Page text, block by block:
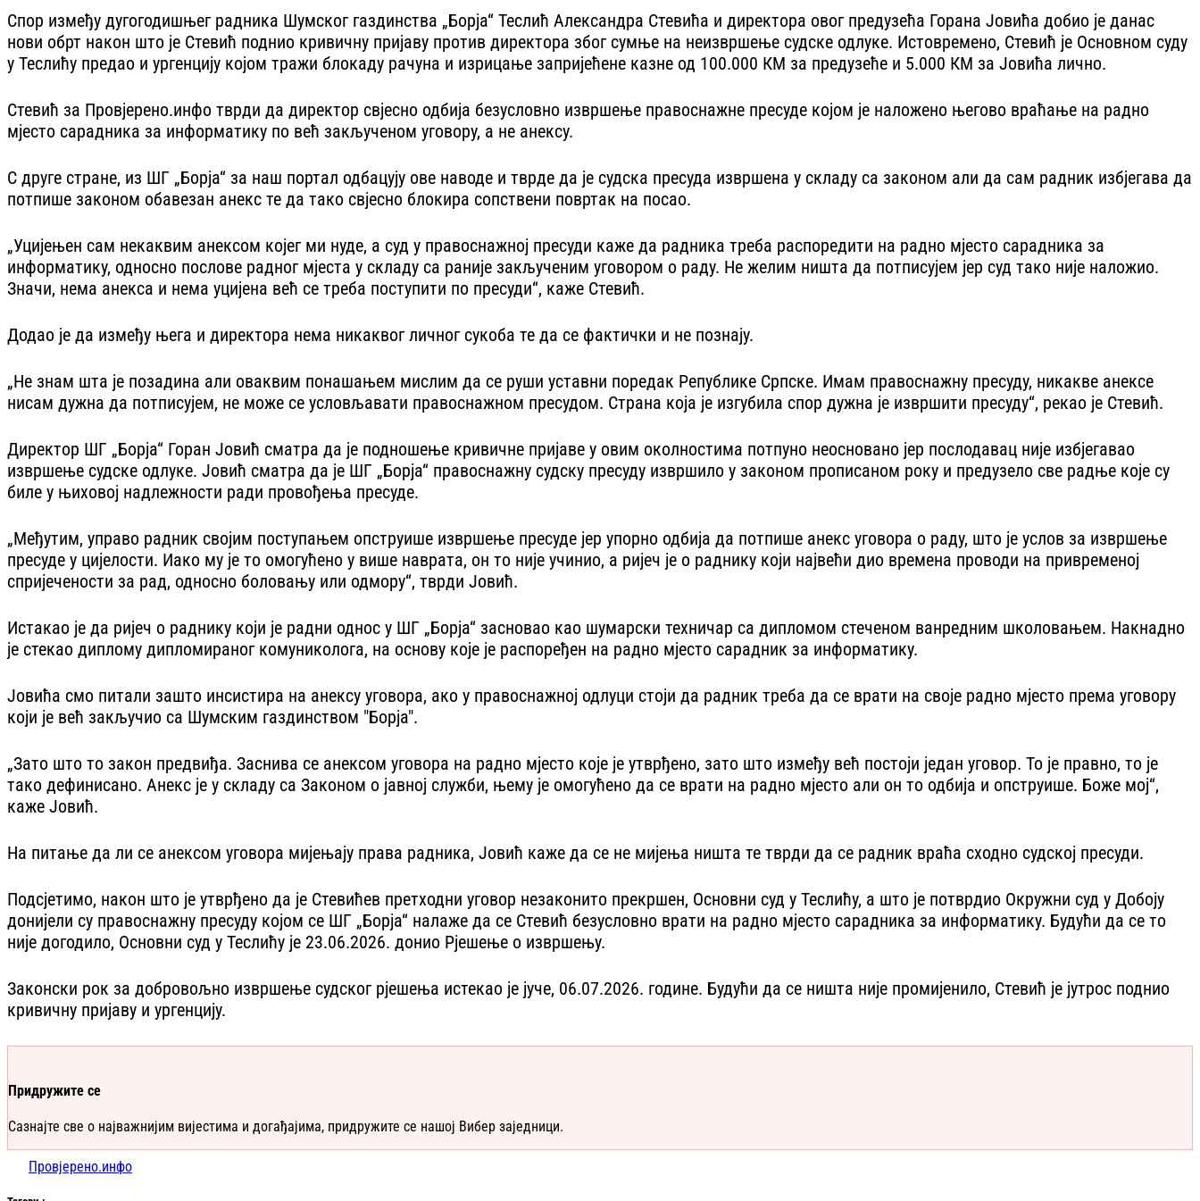
Спор између дугогодишњег радника Шумског газдинства „Борја“ Теслић Александра Стевића и директора овог предузећа Горана Јовића добио је данас
нови обрт након што је Стевић поднио кривичну пријаву против директора због сумње на неизвршење судске одлуке. Истовремено, Стевић је Основном суду
у Теслићу предао и ургенцију којом тражи блокаду рачуна и изрицање запријећене казне од 100.000 КМ за предузеће и 5.000 КМ за Јовића лично.
Стевић за Провјерено.инфо тврди да директор свјесно одбија безусловно извршење правоснажне пресуде којом је наложено његово враћање на радно
мјесто сарадника за информатику по већ закљученом уговору, а не анексу.
С друге стране, из ШГ „Борја“ за наш портал одбацују ове наводе и тврде да је судска пресуда извршена у складу са законом али да сам радник избјегава да
потпише законом обавезан анекс те да тако свјесно блокира сопствени повртак на посао.
„Уцијењен сам некаквим анексом којег ми нуде, а суд у правоснажној пресуди каже да радника треба распоредити на радно мјесто сарадника за
информатику, односно послове радног мјеста у складу са раније закљученим уговором о раду. Не желим ништа да потписујем јер суд тако није наложио.
Значи, нема анекса и нема уцијена већ се треба поступити по пресуди“, каже Стевић.
Додао је да између њега и директора нема никаквог личног сукоба те да се фактички и не познају.
„Не знам шта је позадина али оваквим понашањем мислим да се руши уставни поредак Републике Српске. Имам правоснажну пресуду, никакве анексе
нисам дужна да потписујем, не може се условљавати правоснажном пресудом. Страна која је изгубила спор дужна је извршити пресуду“, рекао је Стевић.
Директор ШГ „Борја“ Горан Јовић сматра да је подношење кривичне пријаве у овим околностима потпуно неосновано јер послодавац није избјегавао
извршење судске одлуке. Јовић сматра да је ШГ „Борја“ правоснажну судску пресуду извршило у законом прописаном року и предузело све радње које су
биле у њиховој надлежности ради провођења пресуде.
„Међутим, управо радник својим поступањем опструише извршење пресуде јер упорно одбија да потпише анекс уговора о раду, што је услов за извршење
пресуде у цијелости. Иако му је то омогућено у више наврата, он то није учинио, а ријеч је о раднику који највећи дио времена проводи на привременој
спријечености за рад, односно боловању или одмору“, тврди Јовић.
Истакао је да ријеч о раднику који је радни однос у ШГ „Борја“ засновао као шумарски техничар са дипломом стеченом ванредним школовањем. Накнадно
је стекао диплому дипломираног комуниколога, на основу које је распоређен на радно мјесто сарадник за информатику.
Јовића смо питали зашто инсистира на анексу уговора, ако у правоснажној одлуци стоји да радник треба да се врати на своје радно мјесто према уговору
који је већ закључио са Шумским газдинством "Борја".
„Зато што то закон предвиђа. Заснива се анексом уговора на радно мјесто које је утврђено, зато што између већ постоји један уговор. То је правно, то је
тако дефинисано. Анекс је у складу са Законом о јавној служби, њему је омогућено да се врати на радно мјесто али он то одбија и опструише. Боже мој“,
каже Јовић.
На питање да ли се анексом уговора мијењају права радника, Јовић каже да се не мијења ништа те тврди да се радник враћа сходно судској пресуди.
Подсјетимо, након што је утврђено да је Стевићев претходни уговор незаконито прекршен, Основни суд у Теслићу, а што је потврдио Окружни суд у Добоју
донијели су правоснажну пресуду којом се ШГ „Борја“ налаже да се Стевић безусловно врати на радно мјесто сарадника за информатику. Будући да се то
није догодило, Основни суд у Теслићу је 23.06.2026. донио Рјешење о извршењу.
Законски рок за добровољно извршење судског рјешења истекао је јуче, 06.07.2026. године. Будући да се ништа није промијенило, Стевић је јутрос поднио
кривичну пријаву и ургенцију.
Придружите се
Сазнајте све о најважнијим вијестима и догађајима, придружите се нашој Вибер заједници.
Провјерено.инфо